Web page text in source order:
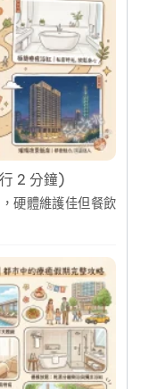
2 分鐘)
硬體維護佳但餐飲